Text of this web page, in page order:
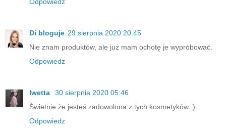
Di bloguje 29 sierpnia 2020 20:45
Nie znam produktów, ale już mam ochotę je wypróbować.
Odpowiedz
Iwetta
30 sierpnia 2020 05:46
Świetnie że jesteś zadowolona z tych kosmetyków :)
Odpowiedz